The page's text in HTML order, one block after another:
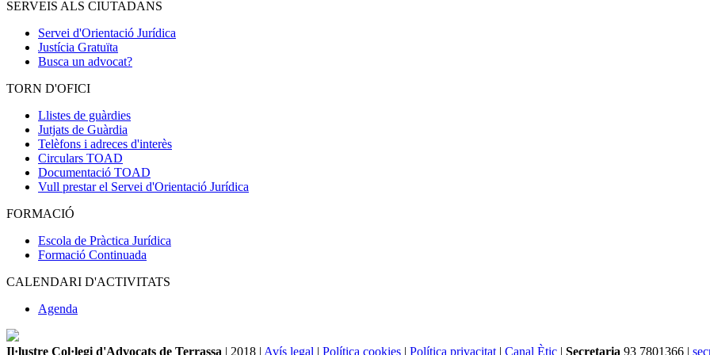
SERVEIS ALS CIUTADANS
Servei d'Orientació Jurídica
Justícia Gratuïta
Busca un advocat?
TORN D'OFICI
Llistes de guàrdies
Jutjats de Guàrdia
Telèfons i adreces d'interès
Circulars TOAD
Documentació TOAD
Vull prestar el Servei d'Orientació Jurídica
FORMACIÓ
Escola de Pràctica Jurídica
Formació Continuada
CALENDARI D'ACTIVITATS
Agenda
Il·lustre Col·legi d'Advocats de Terrassa | 2018 | Avís legal | Política cookies | Política privacitat | Canal Ètic | Secretaria 93 7801366 |